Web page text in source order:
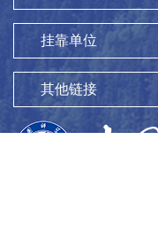
挂靠单位
其他链接